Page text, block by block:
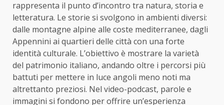
rappresenta il punto d’incontro tra natura, storia e
letteratura. Le storie si svolgono in ambienti diversi:
dalle montagne alpine alle coste mediterranee, dagli
Appennini ai quartieri delle città con una forte
identità culturale. L’obiettivo è mostrare la varietà
del patrimonio italiano, andando oltre i percorsi più
battuti per mettere in luce angoli meno noti ma
altrettanto preziosi. Nel video-podcast, parole e
immagini si fondono per offrire un’esperienza